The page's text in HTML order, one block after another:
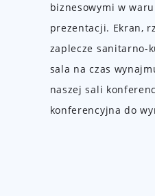
biznesowymi w
prezentacji. Ekran,
zaplecze sanitarno-
sala na czas
naszej sali
konferencyjna do